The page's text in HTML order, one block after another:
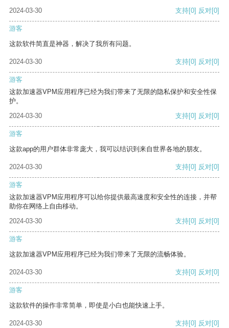
2024-03-30 支持[0] 反对[0]
游客
这款软件简直是神器，解决了我所有问题。
2024-03-30 支持[0] 反对[0]
游客
这款加速器VPM应用程序已经为我们带来了无限的隐私保护和安全性保
护。
2024-03-30
支持[0] 反对[0]
游客
这款app的用户群体非常庞大，我可以结识到来自世界各地的朋友。
2024-03-30 支持[0] 反对[0]
游客
这款加速器VPM应用程序可以给你提供最高速度和安全性的连接，并帮
助你在网络上自由移动。
2024-03-30
支持[0] 反对[0]
游客
这款加速器VPM应用程序已经为我们带来了无限的流畅体验。
2024-03-30 支持[0] 反对[0]
游客
这款软件的操作非常简单，即使是小白也能快速上手。
2024-03-30 支持[0] 反对[0]